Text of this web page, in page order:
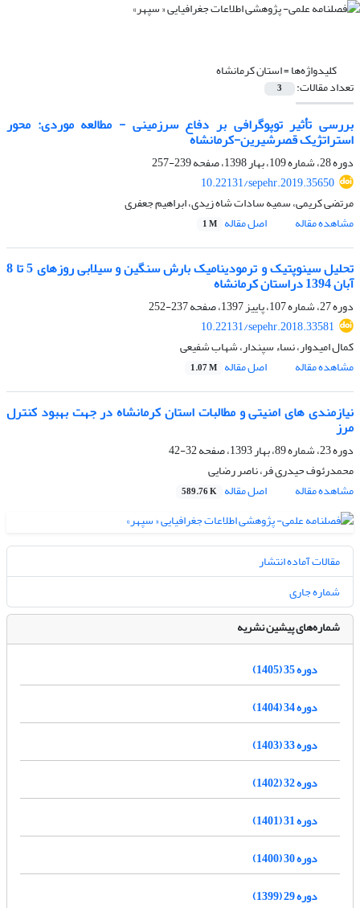
کلیدواژه‌ها =استان کرمانشاه
تعداد مقالات: 3
بررسی تأثیر توپوگرافی بر دفاع سرزمینی - مطالعه موردی: محور
استراتژیک قصرشیرین-کرمانشاه
دوره 28، شماره 109، بهار 1398، صفحه
239-257
10.22131/sepehr.2019.35650
مرتضی کریمی، سمیه سادات شاه زیدی، ابراهیم جعفری
مشاهده مقاله
اصل مقاله 1 M
تحلیل سینوپتیک و ترمودینامیک بارش سنگین و سیلابی روزهای 5 تا 8
آبان 1394 دراستان کرمانشاه
دوره 27، شماره 107، پاییز 1397، صفحه
237-252
10.22131/sepehr.2018.33581
کمال امیدوار، نساء سپندار، شهاب شفیعی
مشاهده مقاله
اصل مقاله 1.07 M
نیازمندی ‌های امنیتی و مطالبات استان کرمانشاه در جهت بهبود کنترل
مرز
دوره 23، شماره 89، بهار 1393، صفحه
32-42
محمدرئوف حیدری فر، ناصر رضایی
مشاهده مقاله
اصل مقاله 589.76 K
مقالات آماده انتشار
شماره جاری
شماره‌های پیشین نشریه
دوره 35 (1405)
دوره 34 (1404)
دوره 33 (1403)
دوره 32 (1402)
دوره 31 (1401)
دوره 30 (1400)
دوره 29 (1399)